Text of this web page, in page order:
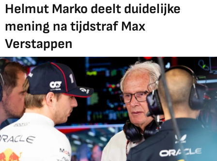
Helmut Marko deelt duidelijke
mening na tijdstraf Max
Verstappen